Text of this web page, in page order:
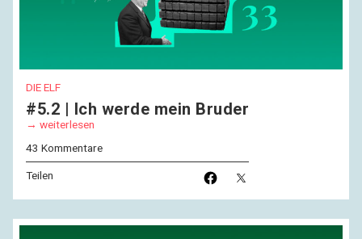
DIE ELF
#5.2 | Ich werde mein Bruder
weiterlesen
43 Kommentare
Teilen